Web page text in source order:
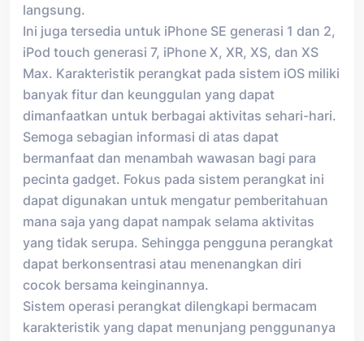
langsung.
Ini juga tersedia untuk iPhone SE generasi 1 dan 2,
iPod touch generasi 7, iPhone X, XR, XS, dan XS
Max. Karakteristik perangkat pada sistem iOS miliki
banyak fitur dan keunggulan yang dapat
dimanfaatkan untuk berbagai aktivitas sehari-hari.
Semoga sebagian informasi di atas dapat
bermanfaat dan menambah wawasan bagi para
pecinta gadget. Fokus pada sistem perangkat ini
dapat digunakan untuk mengatur pemberitahuan
mana saja yang dapat nampak selama aktivitas
yang tidak serupa. Sehingga pengguna perangkat
dapat berkonsentrasi atau menenangkan diri
cocok bersama keinginannya.
Sistem operasi perangkat dilengkapi bermacam
karakteristik yang dapat menunjang penggunanya